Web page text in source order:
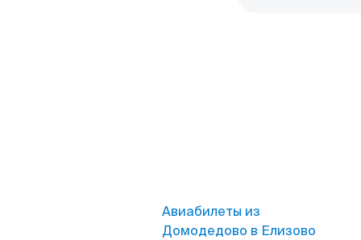
Авиабилеты из
Домодедово в Елизово